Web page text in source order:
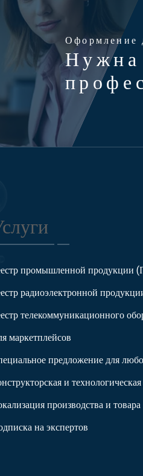
Оформление
промышленной
радиоэлектронной
телекоммуникационного
маркетплейсов
предложение для
и
производства и товара
на экспертов